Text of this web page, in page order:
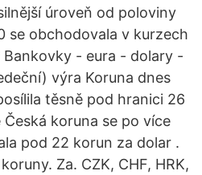
úroveň od poloviny
se obchodovala v kurzech
Bankovky - eura - dolary -
výra Koruna dnes
těsně pod hranici 26
koruna se po více
pod 22 korun za dolar .
Za. CZK, CHF, HRK,